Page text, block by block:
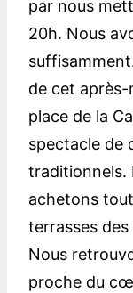
par nous
20h. Nous
de cet après-
place de la
spectacle de
traditionnels.
achetons
terrasses des
Nous
proche du